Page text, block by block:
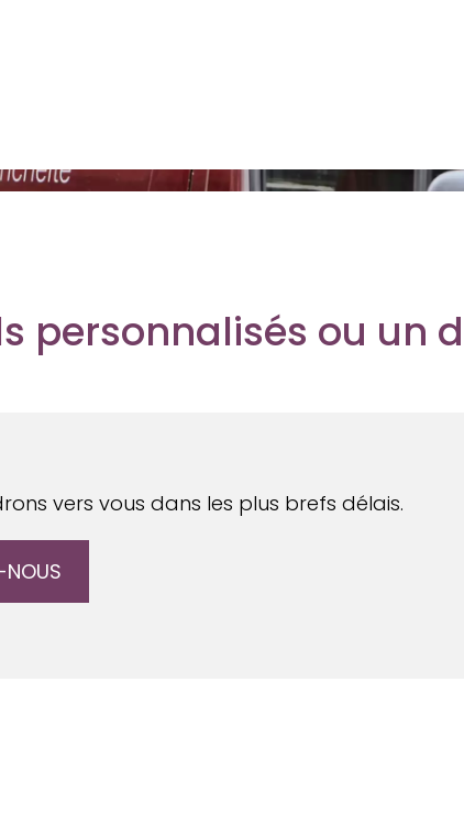
personnalisés ou un
vers vous dans les plus brefs délais.